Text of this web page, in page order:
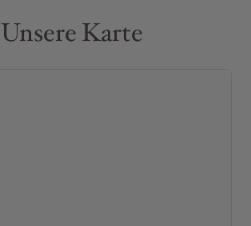
Unsere Karte